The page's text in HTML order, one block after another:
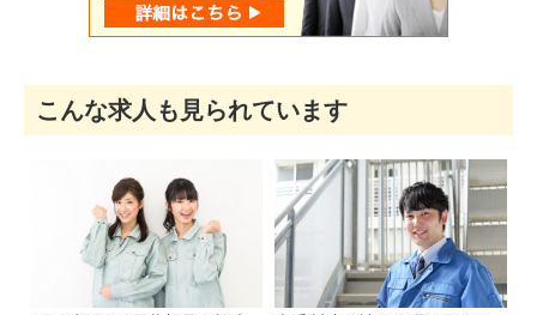
こんな求人も見られています